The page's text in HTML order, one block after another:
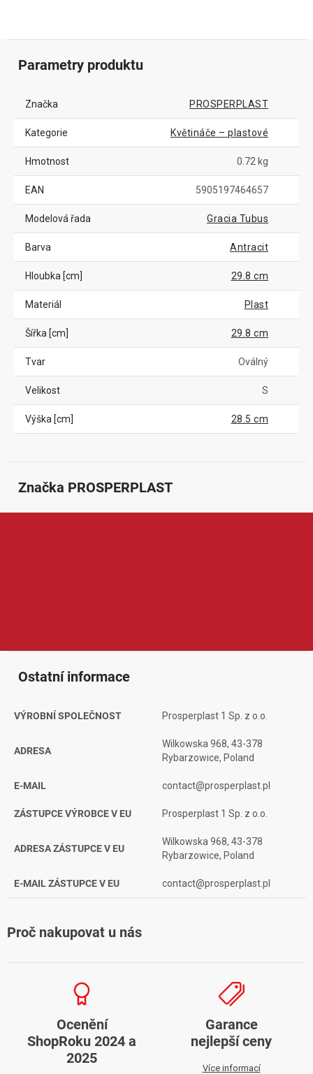
Parametry produktu
Značka PROSPERPLAST
Kategorie Květináče – plastové
Hmotnost 0.72 kg
EAN 5905197464657
Modelová řada Gracia Tubus
Barva Antracit
Hloubka [cm] 29.8 cm
Materiál Plast
Šířka [cm] 29.8 cm
Tvar Oválný
Velikost S
Výška [cm] 28.5 cm
Značka PROSPERPLAST
Ostatní informace
VÝROBNÍ SPOLEČNOST Prosperplast 1 Sp. z o.o.
ADRESA
Wilkowska 968, 43-378
Rybarzowice, Poland
E-MAIL contact@prosperplast.pl
ZÁSTUPCE VÝROBCE V EU Prosperplast 1 Sp. z o.o.
ADRESA ZÁSTUPCE V EU
Wilkowska 968, 43-378
Rybarzowice, Poland
E-MAIL ZÁSTUPCE V EU contact@prosperplast.pl
Proč nakupovat u nás
Ocenění
ShopRoku 2024 a
2025
Garance
nejlepší ceny
Více informací